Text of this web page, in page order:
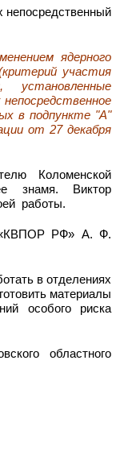
непосредственный
ядерного
участия
в подпункте "А"
от 27 декабря
Коломенской
знамя. Виктор
работы.
«КВПОР РФ» А. Ф.
в отделениях
материалы
особого риска
областного